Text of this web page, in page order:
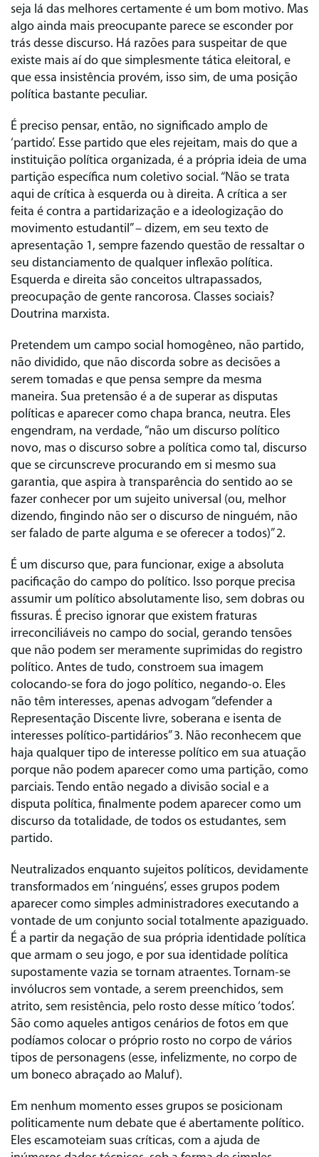
seja lá das melhores certamente é um bom motivo. Mas
algo ainda mais preocupante parece se esconder por
trás desse discurso. Há razões para suspeitar de que
existe mais aí do que simplesmente tática eleitoral, e
que essa insistência provém, isso sim, de uma posição
política bastante peculiar.
É preciso pensar, então, no significado amplo de
‘partido’. Esse partido que eles rejeitam, mais do que a
instituição política organizada, é a própria ideia de uma
partição específica num coletivo social. “Não se trata
aqui de crítica à esquerda ou à direita. A crítica a ser
feita é contra a partidarização e a ideologização do
movimento estudantil” – dizem, em seu texto de
apresentação 1, sempre fazendo questão de ressaltar o
seu distanciamento de qualquer inflexão política.
Esquerda e direita são conceitos ultrapassados,
preocupação de gente rancorosa. Classes sociais?
Doutrina marxista.
Pretendem um campo social homogêneo, não partido,
não dividido, que não discorda sobre as decisões a
serem tomadas e que pensa sempre da mesma
maneira. Sua pretensão é a de superar as disputas
políticas e aparecer como chapa branca, neutra. Eles
engendram, na verdade, “não um discurso político
novo, mas o discurso sobre a política como tal, discurso
que se circunscreve procurando em si mesmo sua
garantia, que aspira à transparência do sentido ao se
fazer conhecer por um sujeito universal (ou, melhor
dizendo, fingindo não ser o discurso de ninguém, não
ser falado de parte alguma e se oferecer a todos)” 2.
É um discurso que, para funcionar, exige a absoluta
pacificação do campo do político. Isso porque precisa
assumir um político absolutamente liso, sem dobras ou
fissuras. É preciso ignorar que existem fraturas
irreconciliáveis no campo do social, gerando tensões
que não podem ser meramente suprimidas do registro
político. Antes de tudo, constroem sua imagem
colocando‑se fora do jogo político, negando‑o. Eles
não têm interesses, apenas advogam “defender a
Representação Discente livre, soberana e isenta de
interesses político‑partidários” 3. Não reconhecem que
haja qualquer tipo de interesse político em sua atuação
porque não podem aparecer como uma partição, como
parciais. Tendo então negado a divisão social e a
disputa política, finalmente podem aparecer como um
discurso da totalidade, de todos os estudantes, sem
partido.
Neutralizados enquanto sujeitos políticos, devidamente
transformados em ‘ninguéns’, esses grupos podem
aparecer como simples administradores executando a
vontade de um conjunto social totalmente apaziguado.
É a partir da negação de sua própria identidade política
que armam o seu jogo, e por sua identidade política
supostamente vazia se tornam atraentes. Tornam‑se
invólucros sem vontade, a serem preenchidos, sem
atrito, sem resistência, pelo rosto desse mítico ‘todos’.
São como aqueles antigos cenários de fotos em que
podíamos colocar o próprio rosto no corpo de vários
tipos de personagens (esse, infelizmente, no corpo de
um boneco abraçado ao Maluf).
Em nenhum momento esses grupos se posicionam
politicamente num debate que é abertamente político.
Eles escamoteiam suas críticas, com a ajuda de